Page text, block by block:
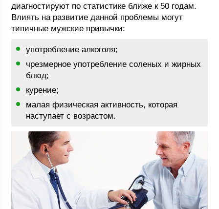
диагностируют по статистике ближе к 50 годам.
Влиять на развитие данной проблемы могут
типичные мужские привычки:
употребление алкоголя;
чрезмерное употребление соленых и жирных
блюд;
курение;
малая физическая активность, которая
наступает с возрастом.